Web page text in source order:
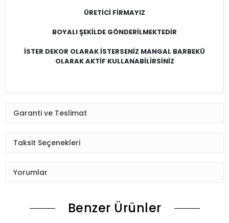
ÜRETİCİ FİRMAYIZ
BOYALI ŞEKİLDE GÖNDERİLMEKTEDİR
İSTER DEKOR OLARAK İSTERSENİZ MANGAL BARBEKÜ
OLARAK AKTİF KULLANABİLİRSİNİZ
Garanti ve Teslimat
Taksit Seçenekleri
Yorumlar
Benzer Ürünler